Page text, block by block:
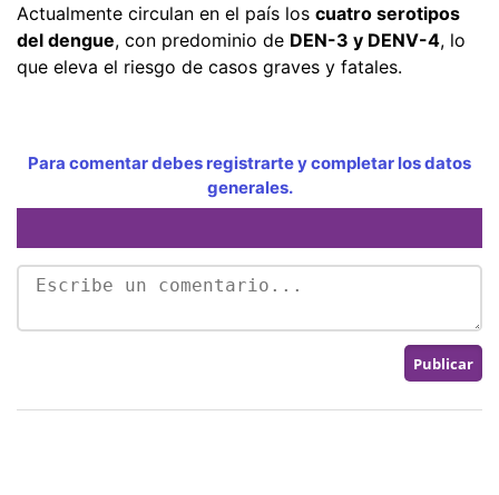
Actualmente circulan en el país los cuatro serotipos
del dengue, con predominio de DEN-3 y DENV-4, lo
que eleva el riesgo de casos graves y fatales.
Para comentar debes registrarte y completar los datos
generales.